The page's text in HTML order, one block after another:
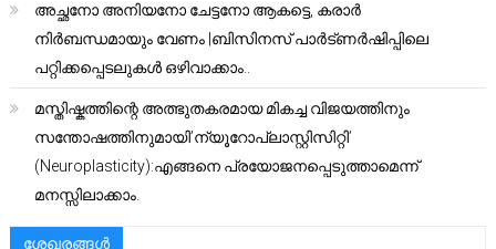
അച്ഛനോ അനിയനോ ചേട്ടനോ ആകട്ടെ, കരാർ
നിർബന്ധമായും വേണം |ബിസിനസ് പാർട്ണർഷിപ്പിലെ
പറ്റിക്കപ്പെടലുകൾ ഒഴിവാക്കാം..
മസ്തിഷ്കത്തിന്റെ അത്ഭുതകരമായ മികച്ച വിജയത്തിനും
സന്തോഷത്തിനുമായി’ന്യൂറോപ്ലാസ്റ്റിസിറ്റി’
(Neuroplasticity):എങ്ങനെ പ്രയോജനപ്പെടുത്താമെന്ന്
മനസ്സിലാക്കാം.
ശേഖരങ്ങൾ